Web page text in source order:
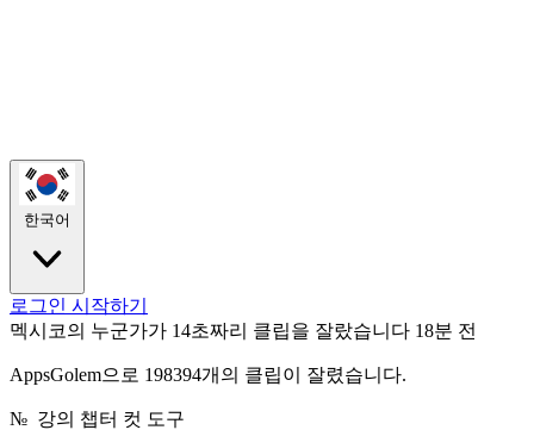
한국어
로그인 시작하기
멕시코의 누군가가 14초짜리 클립을 잘랐습니다 18분 전
AppsGolem으로 198394개의 클립이 잘렸습니다.
№ 강의 챕터 컷 도구